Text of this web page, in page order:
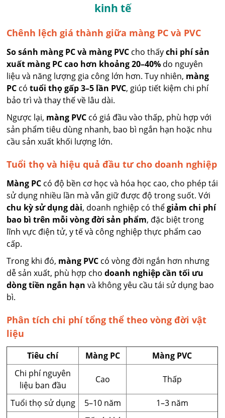
kinh tế
Chênh lệch giá thành giữa màng PC và PVC
So sánh màng PC và màng PVC cho thấychi phí sản
xuất màng PC cao hơn khoảng 20–40% do nguyên
liệu và năng lượng gia công lớn hơn. Tuy nhiên, màng
PC cótuổi thọ gấp 3–5 lần PVC, giúp tiết kiệm chi phí
bảo trì và thay thế về lâu dài.
Ngược lại, màng PVC có giá đầu vào thấp, phù hợp với
sản phẩm tiêu dùng nhanh, bao bì ngắn hạn hoặc nhu
cầu sản xuất khối lượng lớn.
Tuổi thọ và hiệu quả đầu tư cho doanh nghiệp
Màng PC có độ bền cơ học và hóa học cao, cho phép tái
sử dụng nhiều lần mà vẫn giữ được độ trong suốt. Với
chu kỳ sử dụng dài, doanh nghiệp có thểgiảm chi phí
bao bì trên mỗi vòng đời sản phẩm, đặc biệt trong
lĩnh vực điện tử, y tế và công nghiệp thực phẩm cao
cấp.
Trong khi đó, màng PVC có vòng đời ngắn hơn nhưng
dễ sản xuất, phù hợp chodoanh nghiệp cần tối ưu
dòng tiền ngắn hạn và không yêu cầu tái sử dụng bao
bì.
Phân tích chi phí tổng thể theo vòng đời vật
liệu
Tiêu chí Màng PC
Màng PVC
Chi phí nguyên
liệu ban đầu
Cao Thấp
Tuổi thọ sử dụng 5–10 năm 1–3 năm